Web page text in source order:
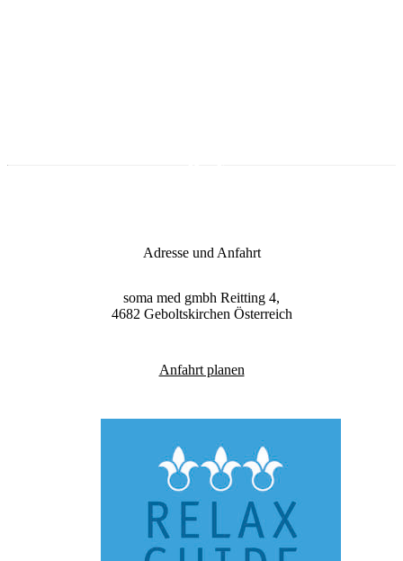
Adresse und Anfahrt
soma med gmbh Reitting 4,
4682 Geboltskirchen Österreich
Anfahrt planen